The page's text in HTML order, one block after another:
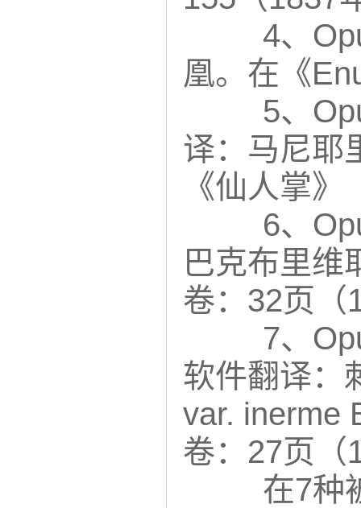
4、
凰。在《
5、
译：马尼耶
《仙人掌
6、
巴克布里维
卷：32页（
7、
软件翻译：
var. inerme
卷：27页（
在7种